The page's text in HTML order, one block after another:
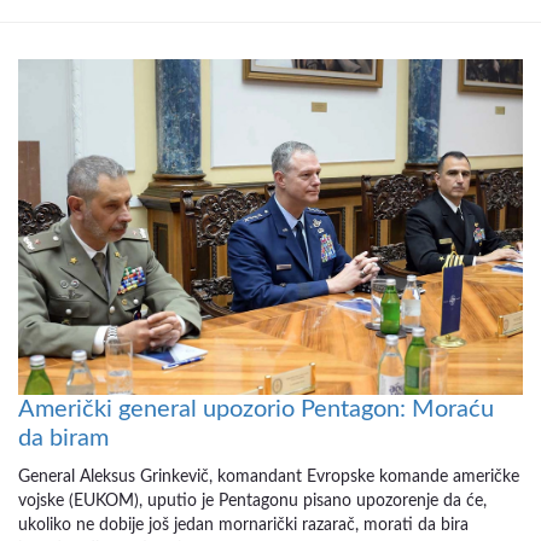
Američki general upozorio Pentagon: Moraću
da biram
General Aleksus Grinkevič, komandant Evropske komande američke
vojske (EUKOM), uputio je Pentagonu pisano upozorenje da će,
ukoliko ne dobije još jedan mornarički razarač, morati da bira